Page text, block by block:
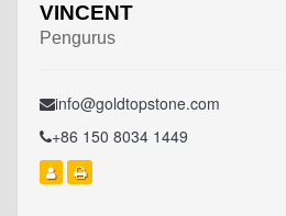
VINCENT
Pengurus
info@goldtopstone.com
+86 150 8034 1449